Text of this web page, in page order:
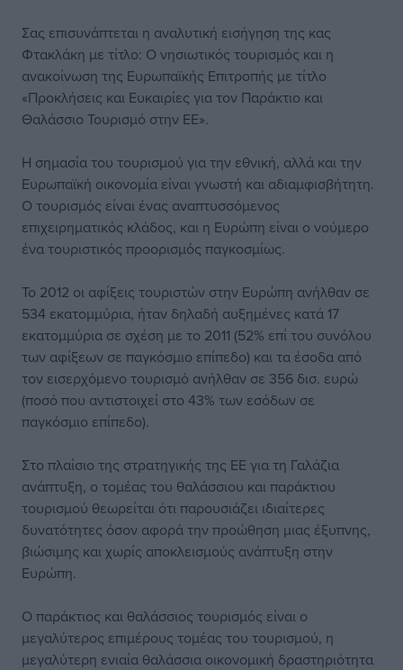
Σας επισυνάπτεται η αναλυτική εισήγηση της κας
Φτακλάκη με τίτλο: Ο νησιωτικός τουρισμός και η
ανακοίνωση της Ευρωπαϊκής Επιτροπής με τίτλο
«Προκλήσεις και Ευκαιρίες για τον Παράκτιο και
Θαλάσσιο Τουρισμό στην ΕΕ».
Η σημασία του τουρισμού για την εθνική, αλλά και την
Ευρωπαϊκή οικονομία είναι γνωστή και αδιαμφισβήτητη.
Ο τουρισμός είναι ένας αναπτυσσόμενος
επιχειρηματικός κλάδος, και η Ευρώπη είναι ο νούμερο
ένα τουριστικός προορισμός παγκοσμίως.
Το 2012 οι αφίξεις τουριστών στην Ευρώπη ανήλθαν σε
534 εκατομμύρια, ήταν δηλαδή αυξημένες κατά 17
εκατομμύρια σε σχέση με το 2011 (52% επί του συνόλου
των αφίξεων σε παγκόσμιο επίπεδο) και τα έσοδα από
τον εισερχόμενο τουρισμό ανήλθαν σε 356 δισ. ευρώ
(ποσό που αντιστοιχεί στο 43% των εσόδων σε
παγκόσμιο επίπεδο).
Στο πλαίσιο της στρατηγικής της ΕΕ για τη Γαλάζια
ανάπτυξη, ο τομέας του θαλάσσιου και παράκτιου
τουρισμού θεωρείται ότι παρουσιάζει ιδιαίτερες
δυνατότητες όσον αφορά την προώθηση μιας έξυπνης,
βιώσιμης και χωρίς αποκλεισμούς ανάπτυξη στην
Ευρώπη.
Ο παράκτιος και θαλάσσιος τουρισμός είναι ο
μεγαλύτερος επιμέρους τομέας του τουρισμού, η
μεγαλύτερη ενιαία θαλάσσια οικονομική δραστηριότητα